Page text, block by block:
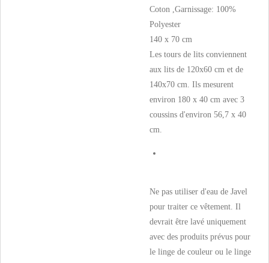
Coton ,Garnissage: 100%
Polyester
140 x 70 cm
Les tours de lits conviennent
aux lits de 120x60 cm et de
140x70 cm. Ils mesurent
environ 180 x 40 cm avec 3
coussins d'environ 56,7 x 40
cm.
Ne pas utiliser d'eau de Javel
pour traiter ce vêtement. Il
devrait être lavé uniquement
avec des produits prévus pour
le linge de couleur ou le linge